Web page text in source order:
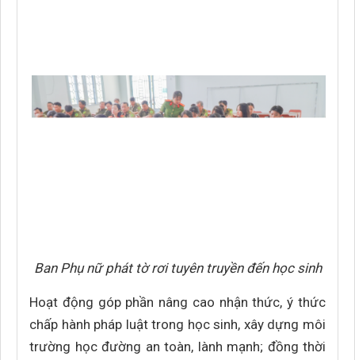
Ban Phụ nữ phát tờ rơi tuyên truyền đến học sinh
Hoạt động góp phần nâng cao nhận thức, ý thức
chấp hành pháp luật trong học sinh, xây dựng môi
trường học đường an toàn, lành mạnh; đồng thời